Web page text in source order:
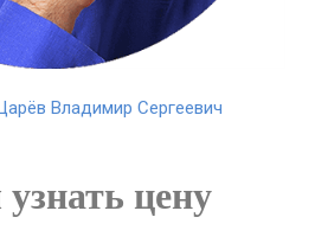
Владимир Сергеевич
цену